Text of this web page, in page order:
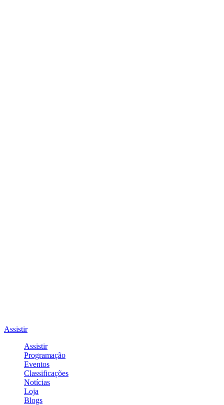
Assistir
Assistir
Programação
Eventos
Classificações
Notícias
Loja
Blogs